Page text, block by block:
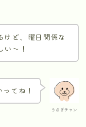
けど、曜日関係な
い〜！
うさぎチャン
てね！